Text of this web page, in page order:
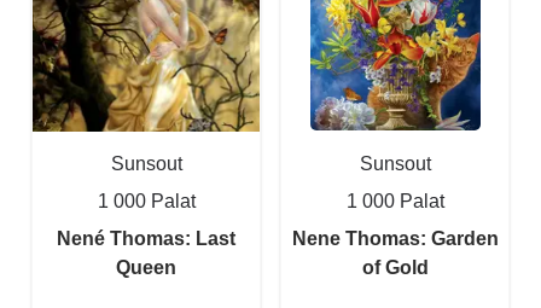
Sunsout
1 000 Palat
Nené Thomas: Last
Queen
Sunsout
1 000 Palat
Nene Thomas: Garden
of Gold